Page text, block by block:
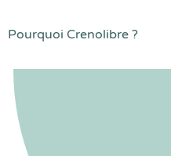
Pourquoi Crenolibre ?